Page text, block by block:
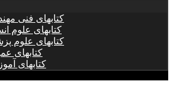
کتابهای فنی
کتابهای علوم
کتابهای علوم
کتابهای
کتابهای